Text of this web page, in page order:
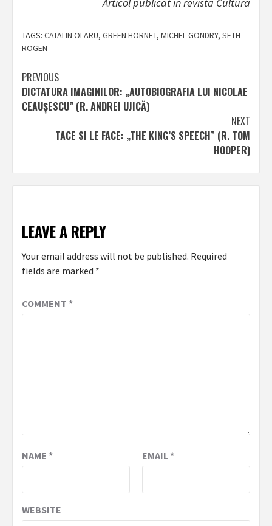
TAGS: CATALIN OLARU, GREEN HORNET, MICHEL GONDRY, SETH
ROGEN
Post
navigation
PREVIOUS
DICTATURA IMAGINILOR: „AUTOBIOGRAFIA LUI NICOLAE
CEAUȘESCU” (R. ANDREI UJICĂ)
NEXT
TACE SI LE FACE: „THE KING’S SPEECH” (R. TOM
HOOPER)
LEAVE A REPLY
Your email address will not be published. Required
fields are marked *
COMMENT *
NAME * EMAIL*
WEBSITE